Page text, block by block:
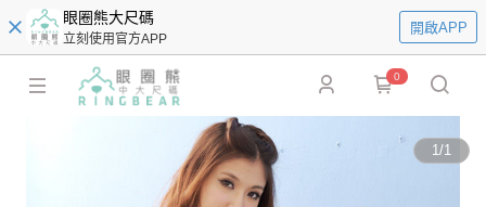
眼圈熊大尺碼
立刻使用官方APP
開啟APP
0
1/1